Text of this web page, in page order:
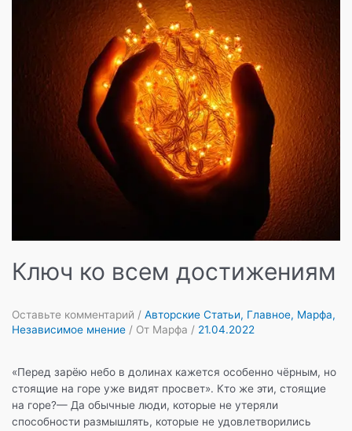
Ключ ко всем достижениям
Оставьте комментарий / Авторские Статьи, Главное, Марфа,
Независимое мнение / От Марфа / 21.04.2022
«Перед зарёю небо в долинах кажется особенно чёрным, но
стоящие на горе уже видят просвет». Кто же эти, стоящие
на горе?— Да обычные люди, которые не утеряли
способности размышлять, которые не удовлетворились